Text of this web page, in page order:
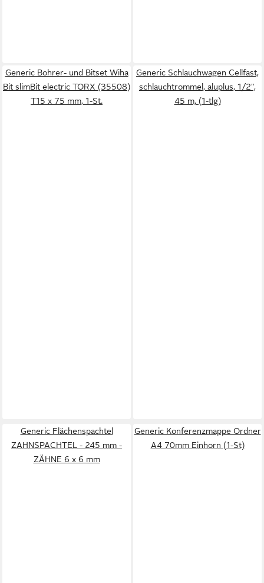
Generic Bohrer- und Bitset Wiha
Bit slimBit electric TORX (35508)
T15 x 75 mm, 1-St.
Generic Schlauchwagen Cellfast,
schlauchtrommel, aluplus, 1/2",
45 m, (1-tlg)
Generic Flächenspachtel
ZAHNSPACHTEL - 245 mm -
ZÄHNE 6 x 6 mm
Generic Konferenzmappe Ordner
A4 70mm Einhorn (1-St)